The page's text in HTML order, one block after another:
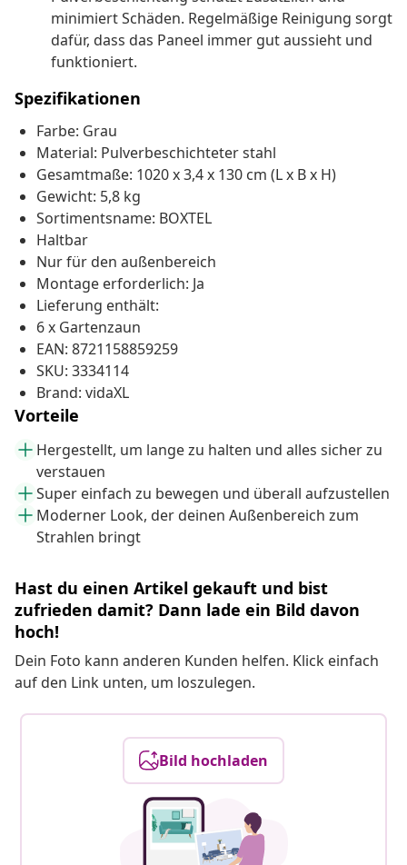
minimiert Schäden. Regelmäßige Reinigung sorgt
dafür, dass das Paneel immer gut aussieht und
funktioniert.
Spezifikationen
Farbe: Grau
Material: Pulverbeschichteter stahl
Gesamtmaße: 1020 x 3,4 x 130 cm (L x B x H)
Gewicht: 5,8 kg
Sortimentsname: BOXTEL
Haltbar
Nur für den außenbereich
Montage erforderlich: Ja
Lieferung enthält:
6 x Gartenzaun
EAN: 8721158859259
SKU: 3334114
Brand: vidaXL
Vorteile
Hergestellt, um lange zu halten und alles sicher zu
verstauen
Super einfach zu bewegen und überall aufzustellen
Moderner Look, der deinen Außenbereich zum
Strahlen bringt
Hast du einen Artikel gekauft und bist
zufrieden damit? Dann lade ein Bild davon
hoch!
Dein Foto kann anderen Kunden helfen. Klick einfach
auf den Link unten, um loszulegen.
Bild hochladen